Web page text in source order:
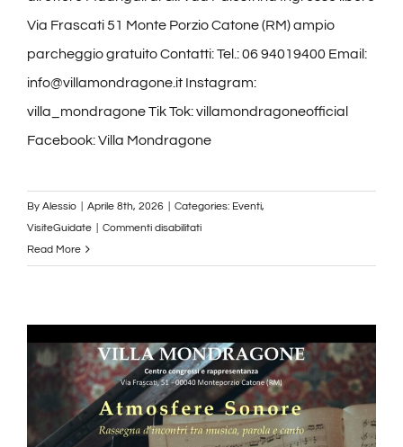
Via Frascati 51 Monte Porzio Catone (RM) ampio
parcheggio gratuito Contatti: Tel.: 06 94019400 Email:
info@villamondragone.it Instagram:
villa_mondragone Tik Tok: villamondragoneofficial
Facebook: Villa Mondragone
By Alessio Aprile 8th, 2026 Categories: Eventi,
VisiteGuidate
Commenti disabilitatisu
e
Giovanni
Pierluigi
da
Palestrina
Sabato
Read More